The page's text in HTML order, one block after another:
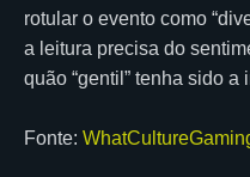
rotular o evento como
a leitura precisa do
quão “gentil” tenha sido a
Fonte: